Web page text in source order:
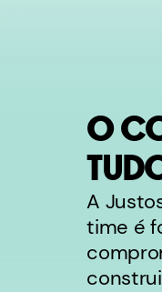
O
A
time é